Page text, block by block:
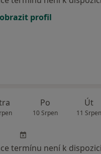
profil
Po
10 Srpen
Út
11 Srpen
termínu není k dispozici